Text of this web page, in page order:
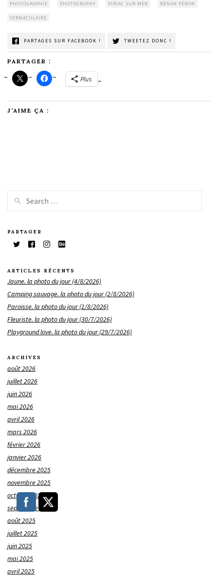
PHOTOGRAPHIE PHOTOGRAPHY PIRIAC SUR MER RENAN PÉRON
VERNACULAIRE
PARTAGES SUR FACEBOOK ! TWEETEZ DONC !
PARTAGER :
Plus
J’AIME ÇA :
PARTAGER
ARTICLES RÉCENTS
Jaune. la photo du jour (4/8/2026)
Camping sauvage. la photo du jour (2/8/2026)
Paroisse. la photo du jour (1/8/2026)
Fleuriste. la photo du jour (30/7/2026)
Playground love. la photo du jour (29/7/2026)
ARCHIVES
août 2026
juillet 2026
juin 2026
mai 2026
avril 2026
mars 2026
février 2026
janvier 2026
décembre 2025
novembre 2025
octobre 2025
septembre 2025
août 2025
juillet 2025
juin 2025
mai 2025
avril 2025